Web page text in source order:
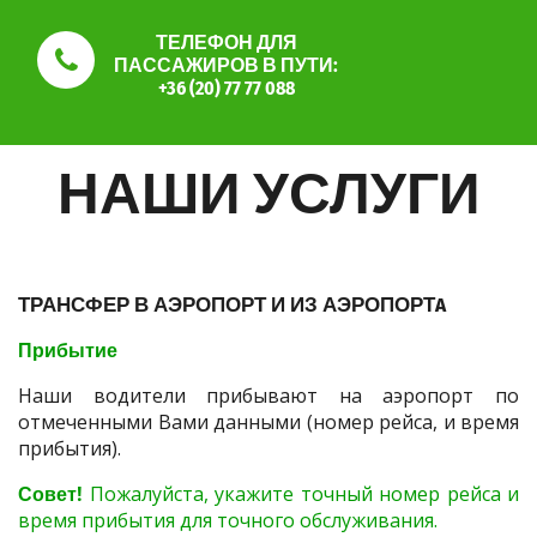
ТЕЛЕФОН ДЛЯ
ПАССАЖИРОВ В ПУТИ:
+36 (20) 77 77 088
НАШИ УСЛУГИ
ТРАНСФЕР В АЭРОПОРТ И ИЗ АЭРОПОРТA
Прибытие
Наши водители прибывают на аэропорт по
отмеченными Вами данными (номер рейса, и время
прибытия).
Совет! Пожалуйста, укажите точный номер рейса и
время прибытия для точного обслуживания.